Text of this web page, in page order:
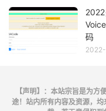
码
【声明】：本站宗旨是为方
途！站内所有内容及资源，